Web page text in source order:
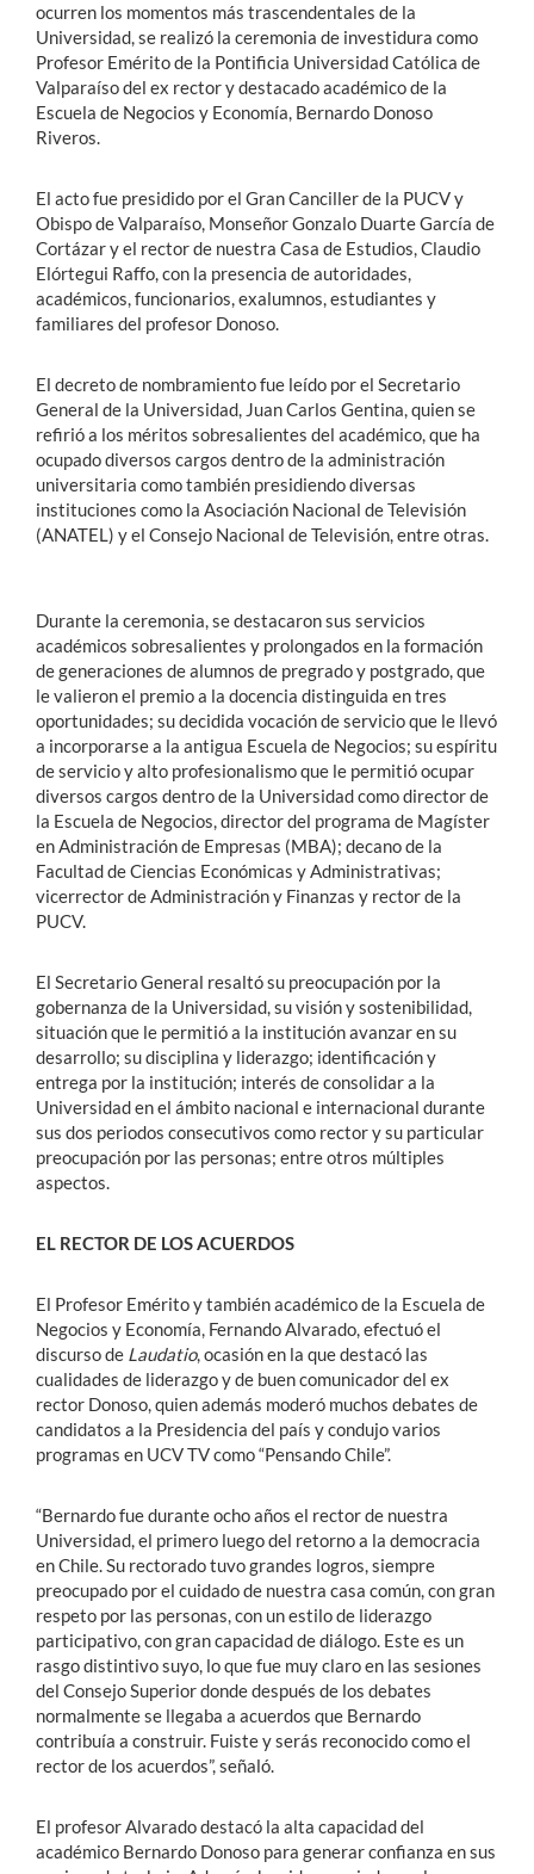
ocurren los momentos más trascendentales de la
Universidad, se realizó la ceremonia de investidura como
Profesor Emérito de la Pontificia Universidad Católica de
Valparaíso del ex rector y destacado académico de la
Escuela de Negocios y Economía, Bernardo Donoso
Riveros.
El acto fue presidido por el Gran Canciller de la PUCV y
Obispo de Valparaíso, Monseñor Gonzalo Duarte García de
Cortázar y el rector de nuestra Casa de Estudios, Claudio
Elórtegui Raffo, con la presencia de autoridades,
académicos, funcionarios, exalumnos, estudiantes y
familiares del profesor Donoso.
El decreto de nombramiento fue leído por el Secretario
General de la Universidad, Juan Carlos Gentina, quien se
refirió a los méritos sobresalientes del académico, que ha
ocupado diversos cargos dentro de la administración
universitaria como también presidiendo diversas
instituciones como la Asociación Nacional de Televisión
(ANATEL) y el Consejo Nacional de Televisión, entre otras.
Durante la ceremonia, se destacaron sus servicios
académicos sobresalientes y prolongados en la formación
de generaciones de alumnos de pregrado y postgrado, que
le valieron el premio a la docencia distinguida en tres
oportunidades; su decidida vocación de servicio que le llevó
a incorporarse a la antigua Escuela de Negocios; su espíritu
de servicio y alto profesionalismo que le permitió ocupar
diversos cargos dentro de la Universidad como director de
la Escuela de Negocios, director del programa de Magíster
en Administración de Empresas (MBA); decano de la
Facultad de Ciencias Económicas y Administrativas;
vicerrector de Administración y Finanzas y rector de la
PUCV.
El Secretario General resaltó su preocupación por la
gobernanza de la Universidad, su visión y sostenibilidad,
situación que le permitió a la institución avanzar en su
desarrollo; su disciplina y liderazgo; identificación y
entrega por la institución; interés de consolidar a la
Universidad en el ámbito nacional e internacional durante
sus dos periodos consecutivos como rector y su particular
preocupación por las personas; entre otros múltiples
aspectos.
EL RECTOR DE LOS ACUERDOS
El Profesor Emérito y también académico de la Escuela de
Negocios y Economía, Fernando Alvarado, efectuó el
discurso de Laudatio, ocasión en la que destacó las
cualidades de liderazgo y de buen comunicador del ex
rector Donoso, quien además moderó muchos debates de
candidatos a la Presidencia del país y condujo varios
programas en UCV TV como “Pensando Chile”.
“Bernardo fue durante ocho años el rector de nuestra
Universidad, el primero luego del retorno a la democracia
en Chile. Su rectorado tuvo grandes logros, siempre
preocupado por el cuidado de nuestra casa común, con gran
respeto por las personas, con un estilo de liderazgo
participativo, con gran capacidad de diálogo. Este es un
rasgo distintivo suyo, lo que fue muy claro en las sesiones
del Consejo Superior donde después de los debates
normalmente se llegaba a acuerdos que Bernardo
contribuía a construir. Fuiste y serás reconocido como el
rector de los acuerdos”, señaló.
El profesor Alvarado destacó la alta capacidad del
académico Bernardo Donoso para generar confianza en sus